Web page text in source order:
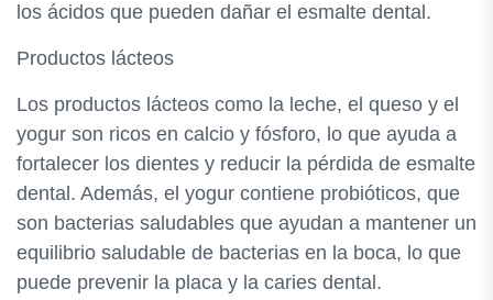
los ácidos que pueden dañar el esmalte dental.
Productos lácteos
Los productos lácteos como la leche, el queso y el
yogur son ricos en calcio y fósforo, lo que ayuda a
fortalecer los dientes y reducir la pérdida de esmalte
dental. Además, el yogur contiene probióticos, que
son bacterias saludables que ayudan a mantener un
equilibrio saludable de bacterias en la boca, lo que
puede prevenir la placa y la caries dental.